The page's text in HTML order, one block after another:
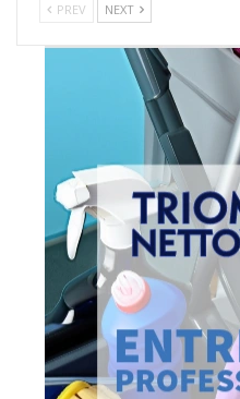
PREV NEXT